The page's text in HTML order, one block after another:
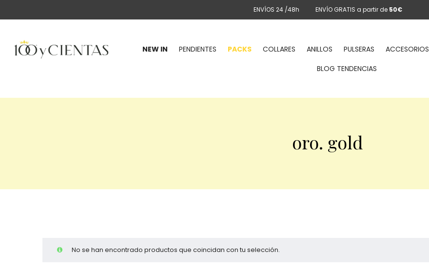
ENVÍOS 24 /48h ENVÍO GRATIS a partir de 50€
NEW IN PENDIENTES PACKS COLLARES ANILLOS PULSERAS ACCESORIOS
BLOG TENDENCIAS
oro. gold
No se han encontrado productos que coincidan con tu selección.